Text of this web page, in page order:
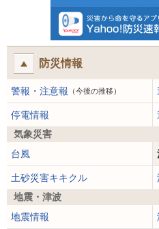
防災情報
警報・注意報 （今後の推移）
停電情報
気象災害
台風
土砂災害キキクル
地震・津波
地震情報